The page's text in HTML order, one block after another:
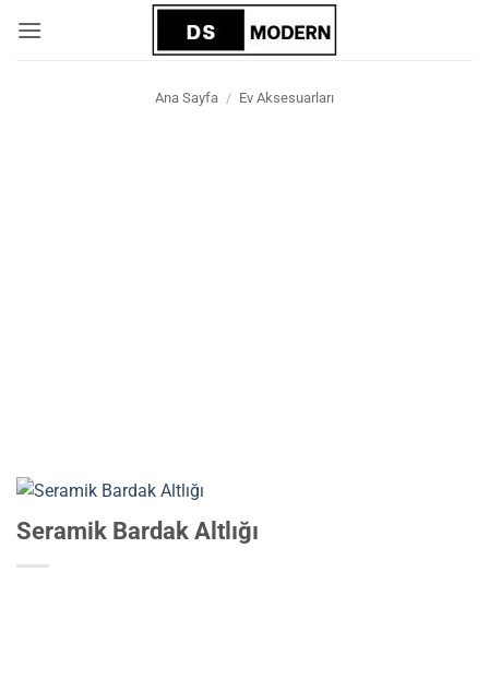
atla
Ana Sayfa / Ev Aksesuarları
Seramik Bardak Altlığı